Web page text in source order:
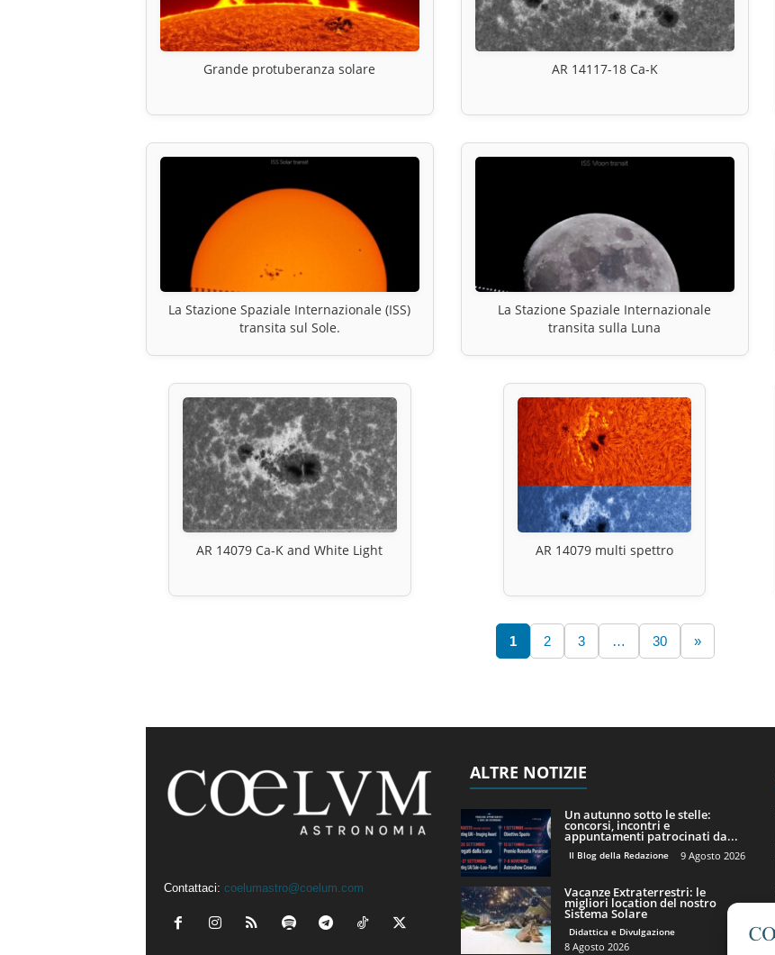
Grande protuberanza solare AR 14117-18 Ca-K
La Stazione Spaziale Internazionale (ISS)
transita sul Sole.
La Stazione Spaziale Internazionale
transita sulla Luna
AR 14079 Ca-K and White Light AR 14079 multi spettro
1 2 3 … 30 »
Contattaci: coelumastro@coelum.com
ALTRE NOTIZIE
Un autunno sotto le stelle:
concorsi, incontri e
appuntamenti patrocinati da...
Il Blog della Redazione 9 Agosto 2026
Vacanze Extraterrestri: le
migliori location del nostro
Sistema Solare
Didattica e Divulgazione
8 Agosto 2026